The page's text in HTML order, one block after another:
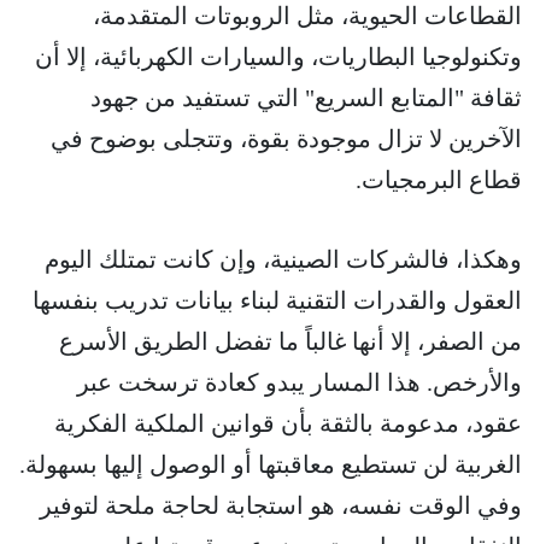
القطاعات الحيوية، مثل الروبوتات المتقدمة،
وتكنولوجيا البطاريات، والسيارات الكهربائية، إلا أن
ثقافة "المتابع السريع" التي تستفيد من جهود
الآخرين لا تزال موجودة بقوة، وتتجلى بوضوح في
قطاع البرمجيات.
وهكذا، فالشركات الصينية، وإن كانت تمتلك اليوم
العقول والقدرات التقنية لبناء بيانات تدريب بنفسها
من الصفر، إلا أنها غالباً ما تفضل الطريق الأسرع
والأرخص. هذا المسار يبدو كعادة ترسخت عبر
عقود، مدعومة بالثقة بأن قوانين الملكية الفكرية
الغربية لن تستطيع معاقبتها أو الوصول إليها بسهولة.
وفي الوقت نفسه، هو استجابة لحاجة ملحة لتوفير